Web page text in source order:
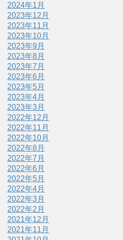
2024年1月
2023年12月
2023年11月
2023年10月
2023年9月
2023年8月
2023年7月
2023年6月
2023年5月
2023年4月
2023年3月
2022年12月
2022年11月
2022年10月
2022年8月
2022年7月
2022年6月
2022年5月
2022年4月
2022年3月
2022年2月
2021年12月
2021年11月